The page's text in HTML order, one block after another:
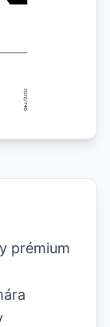
prémium